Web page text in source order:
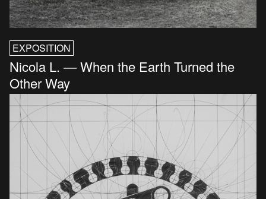
EXPOSITION
Nicola L. — When the Earth Turned the
Other Way